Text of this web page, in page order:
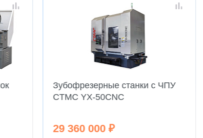
Зубофрезерные станки с ЧПУ
CTMC YX-50CNC
29 360 000 ₽